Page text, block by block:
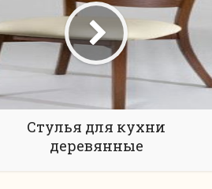
Стулья для кухни
деревянные